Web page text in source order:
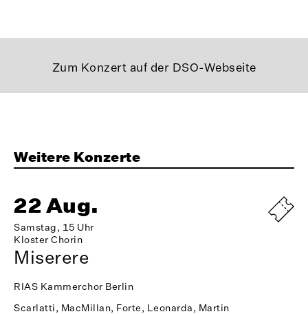
Zum Konzert auf der DSO-Webseite
Weitere Konzerte
22 Aug.
Samstag, 15 Uhr
Kloster Chorin
Miserere
RIAS Kammerchor Berlin
Scarlatti, MacMillan, Forte, Leonarda, Martin